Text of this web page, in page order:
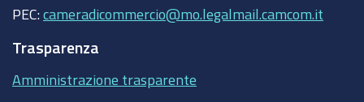
PEC: cameradicommercio@mo.legalmail.camcom.it
Trasparenza
Amministrazione trasparente